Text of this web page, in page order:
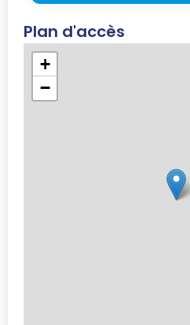
Plan d'accès
+
−